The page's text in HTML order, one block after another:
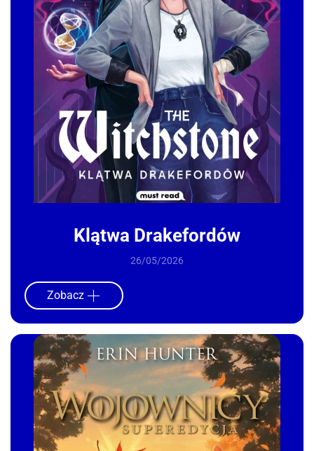
Klątwa Drakefordów
26/05/2026
Zobacz